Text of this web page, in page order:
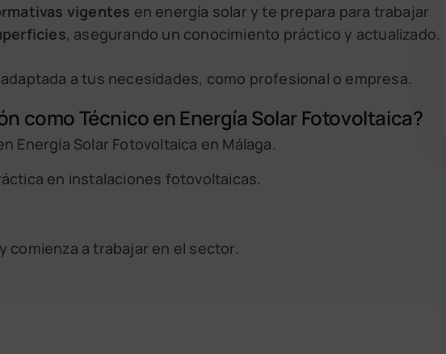
vigentes en energía solar y te prepara para trabajar
, asegurando un conocimiento práctico y actualizado.
a tus necesidades, como profesional o empresa.
como Técnico en Energía Solar Fotovoltaica?
Energía Solar Fotovoltaica en Málaga.
en instalaciones fotovoltaicas.
a trabajar en el sector.